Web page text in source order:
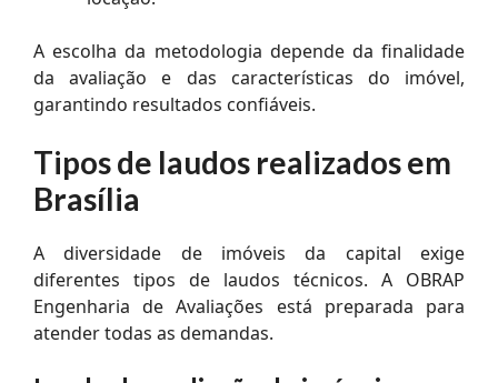
A escolha da metodologia depende da finalidade
da avaliação e das características do imóvel,
garantindo resultados confiáveis.
Tipos de laudos realizados em
Brasília
A diversidade de imóveis da capital exige
diferentes tipos de laudos técnicos. A OBRAP
Engenharia de Avaliações está preparada para
atender todas as demandas.